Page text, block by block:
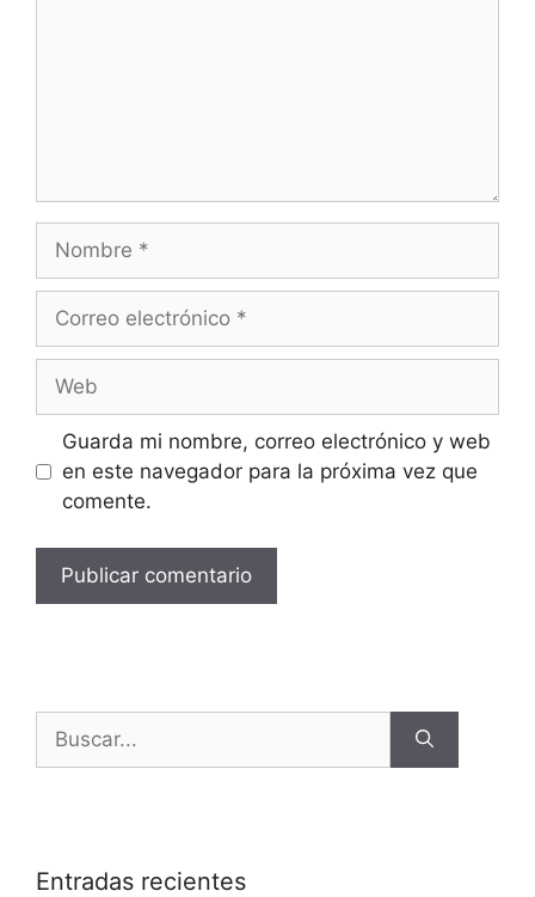
Guarda mi nombre, correo electrónico y web
en este navegador para la próxima vez que
comente.
Entradas recientes